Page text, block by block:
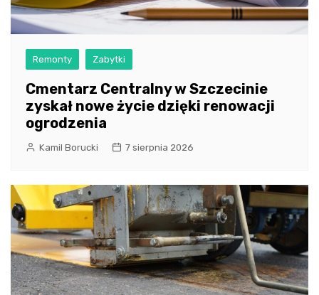
Remonty Zabytki
Cmentarz Centralny w Szczecinie
zyskał nowe życie dzięki renowacji
ogrodzenia
Kamil Borucki 7 sierpnia 2026